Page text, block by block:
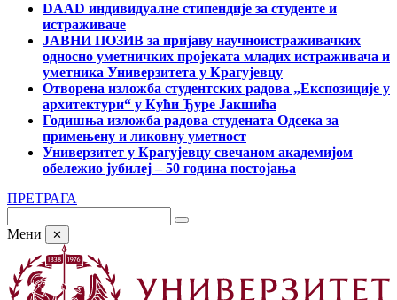
DAAD индивидуалне стипендије за студенте и
истраживаче
ЈАВНИ ПОЗИВ за пријаву научноистраживачких
односно уметничких пројеката младих истраживача и
уметника Универзитета у Крагујевцу
Отворена изложба студентских радова „Експозиције у
архитектури“ у Кући Ђуре Јакшића
Годишња изложба радова студената Одсека за
примењену и ликовну уметност
Универзитет у Крагујевцу свечаном академијом
обележио јубилеј – 50 година постојања
ПРЕТРАГА
Мени ✕